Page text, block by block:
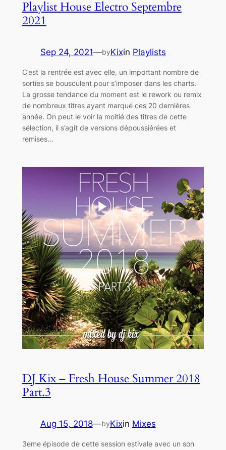
Playlist House Electro Septembre
2021
Sep 24, 2021—byKixin Playlists
C’est la rentrée est avec elle, un important nombre de
sorties se bousculent pour s’imposer dans les charts.
La grosse tendance du moment est le rework ou remix
de nombreux titres ayant marqué ces 20 dernières
année. On peut le voir la moitié des titres de cette
sélection, il s’agit de versions dépoussiérées et
remises…
DJ Kix – Fresh House Summer 2018
Part.3
Aug 15, 2018—byKixin Mixes
3eme épisode de cette session estivale avec un son